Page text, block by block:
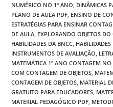
NUMÉRICO NO 1º ANO, DINÂMICAS
PLANO DE AULA PDF, ENSINO DE
ESTRATÉGIAS PARA ENSINAR
DE AULA, EXPLORANDO OBJETOS
HABILIDADES DA BNCC,
INSTRUMENTOS DE AVALIAÇÃO,
MATEMÁTICA 1º ANO CONTAGEM
COM CONTAGEM DE OBJETOS,
CONTAGEM DE OBJETOS, MATERIAL
GRATUITO PARA EDUCADORES,
MATERIAL PEDAGÓGICO PDF,